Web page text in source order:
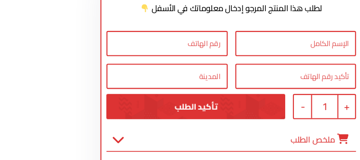
لطلب هذا المنتج المرجو إدخال معلوماتك في الأسفل
+
1
-
ملخص الطلب